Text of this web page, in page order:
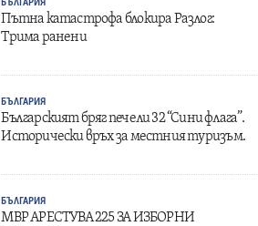
БЪЛГАРИЯ
Пътна катастрофа блокира Разлог:
Трима ранени
БЪЛГАРИЯ
Българският бряг печели 32 “Сини флага”.
Исторически връх за местния туризъм.
БЪЛГАРИЯ
МВР АРЕСТУВА 225 ЗА ИЗБОРНИ